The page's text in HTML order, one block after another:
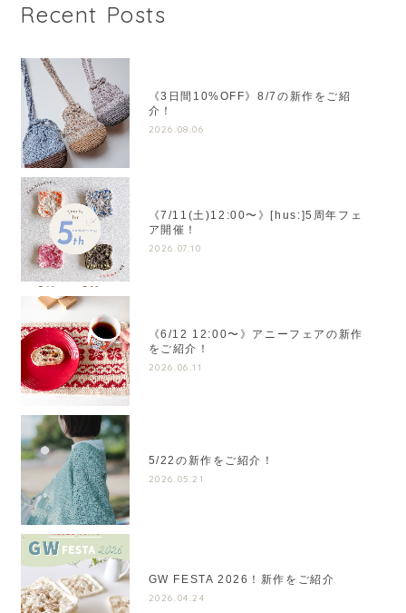
Recent Posts
《3日間10%OFF》8/7の新作をご紹
介！
2026.08.06
《7/11(土)12:00〜》[hus:]5周年フェ
ア開催！
2026.07.10
《6/12 12:00〜》アニーフェアの新作
をご紹介！
2026.06.11
5/22の新作をご紹介！
2026.05.21
GW FESTA 2026！新作をご紹介
2026.04.24